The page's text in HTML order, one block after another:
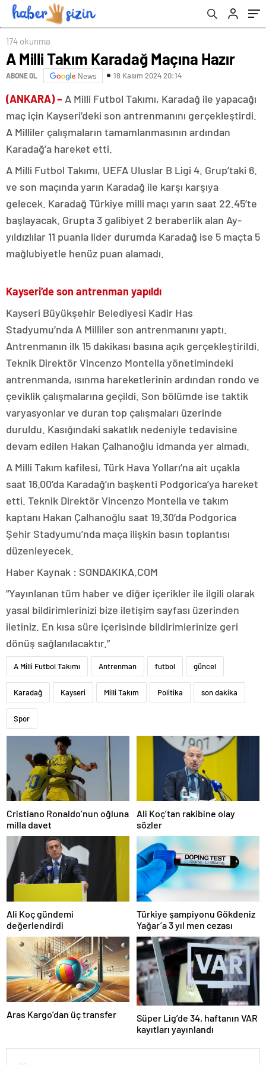
174 okunma
A Milli Takım Karadağ Maçına Hazır
ABONE OL News 18 Kasım 2024 20:14
(ANKARA) – A Milli Futbol Takımı, Karadağ ile yapacağı
maç için Kayseri’deki son antrenmanını gerçekleştirdi.
A Milliler çalışmaların tamamlanmasının ardından
Karadağ’a hareket etti.
A Milli Futbol Takımı, UEFA Uluslar B Ligi 4. Grup’taki 6.
ve son maçında yarın Karadağ ile karşı karşıya
gelecek. Karadağ Türkiye milli maçı yarın saat 22.45’te
başlayacak. Grupta 3 galibiyet 2 beraberlik alan Ay-
yıldızlılar 11 puanla lider durumda Karadağ ise 5 maçta 5
mağlubiyetle henüz puan alamadı.
Kayseri’de son antrenman yapıldı
Kayseri Büyükşehir Belediyesi Kadir Has
Stadyumu’nda A Milliler son antrenmanını yaptı.
Antrenmanın ilk 15 dakikası basına açık gerçekleştirildi.
Teknik Direktör Vincenzo Montella yönetimindeki
antrenmanda, ısınma hareketlerinin ardından rondo ve
çeviklik çalışmalarına geçildi. Son bölümde ise taktik
varyasyonlar ve duran top çalışmaları üzerinde
duruldu. Kasığındaki sakatlık nedeniyle tedavisine
devam edilen Hakan Çalhanoğlu idmanda yer almadı.
A Milli Takım kafilesi, Türk Hava Yolları’na ait uçakla
saat 16.00’da Karadağ’ın başkenti Podgorica’ya hareket
etti. Teknik Direktör Vincenzo Montella ve takım
kaptanı Hakan Çalhanoğlu saat 19.30’da Podgorica
Şehir Stadyumu’nda maça ilişkin basın toplantısı
düzenleyecek.
Haber Kaynak : SONDAKIKA.COM
“Yayınlanan tüm haber ve diğer içerikler ile ilgili olarak
yasal bildirimlerinizi bize iletişim sayfası üzerinden
iletiniz. En kısa süre içerisinde bildirimlerinize geri
dönüş sağlanılacaktır.”
A Milli Futbol Takımı Antrenman futbol güncel
Karadağ Kayseri Milli Takım Politika son dakika
Spor
Cristiano Ronaldo’nun oğluna
milla davet
Ali Koç’tan rakibine olay
sözler
Ali Koç gündemi
değerlendirdi
Türkiye şampiyonu Gökdeniz
Yağar’a 3 yıl men cezası
Aras Kargo’dan üç transfer
Süper Lig’de 34. haftanın VAR
kayıtları yayınlandı